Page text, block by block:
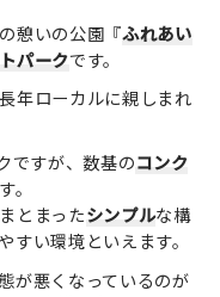
憩いの公園『ふれあい
パークです。
年ローカルに親しまれ
ですが、数基のコンク
。
とまったシンプルな構
い環境といえます。
が悪くなっているのが